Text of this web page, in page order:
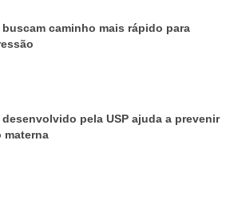
caminho mais rápido para
pela USP ajuda a prevenir
materna